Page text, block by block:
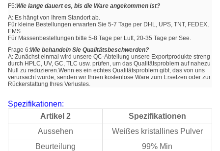
F5:Wie lange dauert es, bis die Ware angekommen ist?
A: Es hängt von Ihrem Standort ab.
Für kleine Bestellungen erwarten Sie 5-7 Tage per DHL, UPS, TNT, FEDEX,
EMS.
Für Massenbestellungen bitte 5-8 Tage per Luft, 20-35 Tage per See.
Frage 6:Wie behandeln Sie Qualitätsbeschwerden?
A: Zunächst einmal wird unsere QC-Abteilung unsere Exportprodukte streng
durch HPLC, UV, GC, TLC usw. prüfen, um das Qualitätsproblem auf nahezu
Null zu reduzieren.Wenn es ein echtes Qualitätsproblem gibt, das von uns
verursacht wurde, senden wir Ihnen kostenlose Ware zum Ersetzen oder zur
Rückerstattung Ihres Verlustes.
Spezifikationen:
Artikel 2
Spezifikationen
Aussehen
Weißes kristallines Pulver
Beurteilung
99% Min